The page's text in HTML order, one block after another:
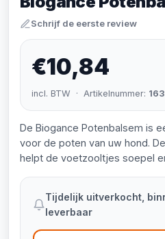
Schrijf de eerste review
€10,84
incl. BTW · Artikelnummer:
De Biogance Potenbalsem is
voor de poten van uw hond.
helpt de voetzooltjes soepel
Tijdelijk uitverkocht,
leverbaar